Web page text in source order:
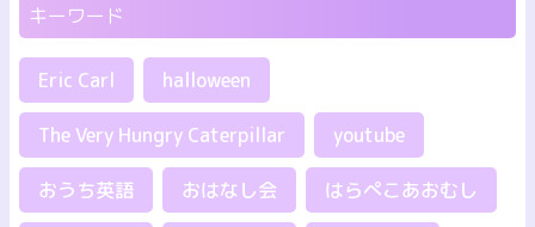
キーワード
Eric Carl halloween
The Very Hungry Caterpillar youtube
おうち英語 おはなし会 はらぺこあおむし